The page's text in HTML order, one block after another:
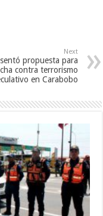
Next
propuesta para
contra terrorismo
en Carabobo